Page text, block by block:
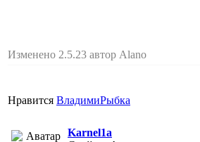
Изменено 2.5.23 автор Alano
Нравится ВладимиРыбка
Karnel1a